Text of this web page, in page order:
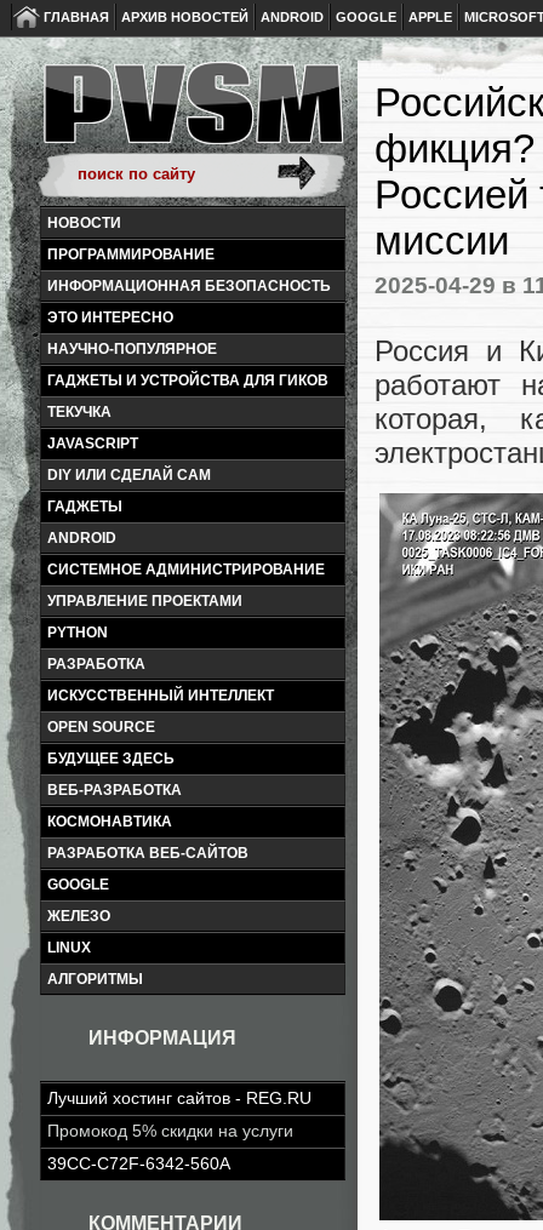
ГЛАВНАЯ АРХИВ НОВОСТЕЙ ANDROID GOOGLE APPLE
НОВОСТИ
ПРОГРАММИРОВАНИЕ
ИНФОРМАЦИОННАЯ БЕЗОПАСНОСТЬ
ЭТО ИНТЕРЕСНО
НАУЧНО-ПОПУЛЯРНОЕ
ГАДЖЕТЫ И УСТРОЙСТВА ДЛЯ ГИКОВ
ТЕКУЧКА
JAVASCRIPT
DIY ИЛИ СДЕЛАЙ САМ
ГАДЖЕТЫ
ANDROID
СИСТЕМНОЕ АДМИНИСТРИРОВАНИЕ
УПРАВЛЕНИЕ ПРОЕКТАМИ
PYTHON
РАЗРАБОТКА
ИСКУССТВЕННЫЙ ИНТЕЛЛЕКТ
OPEN SOURCE
БУДУЩЕЕ ЗДЕСЬ
ВЕБ-РАЗРАБОТКА
КОСМОНАВТИКА
РАЗРАБОТКА ВЕБ-САЙТОВ
GOOGLE
ЖЕЛЕЗО
LINUX
АЛГОРИТМЫ
ИНФОРМАЦИЯ
Лучший хостинг сайтов - REG.RU
Промокод 5% скидки на услуги
39CC-C72F-6342-560A
КОММЕНТАРИИ
фикция?
Россией
миссии
2025-04-29 в
Россия и
работают
которая,